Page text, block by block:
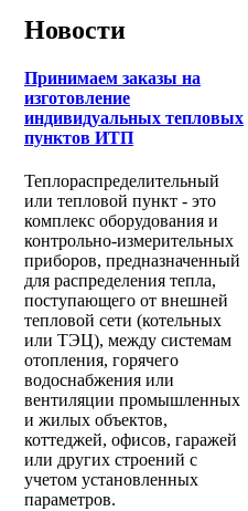
Новости
Принимаем заказы на
изготовление
индивидуальных тепловых
пунктов ИТП
Теплораспределительный
или тепловой пункт - это
комплекс оборудования и
контрольно-измерительных
приборов, предназначенный
для распределения тепла,
поступающего от внешней
тепловой сети (котельных
или ТЭЦ), между системам
отопления, горячего
водоснабжения или
вентиляции промышленных
и жилых объектов,
коттеджей, офисов, гаражей
или других строений с
учетом установленных
параметров.